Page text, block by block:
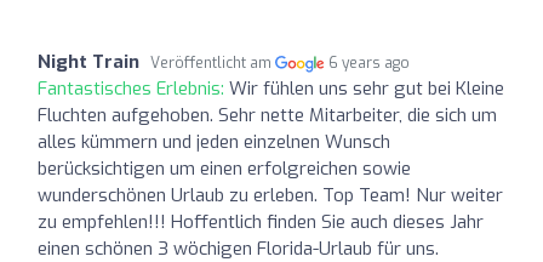
Night Train Veröffentlicht am 6 years ago
Fantastisches Erlebnis: Wir fühlen uns sehr gut bei Kleine
Fluchten aufgehoben. Sehr nette Mitarbeiter, die sich um
alles kümmern und jeden einzelnen Wunsch
berücksichtigen um einen erfolgreichen sowie
wunderschönen Urlaub zu erleben. Top Team! Nur weiter
zu empfehlen!!! Hoffentlich finden Sie auch dieses Jahr
einen schönen 3 wöchigen Florida-Urlaub für uns.